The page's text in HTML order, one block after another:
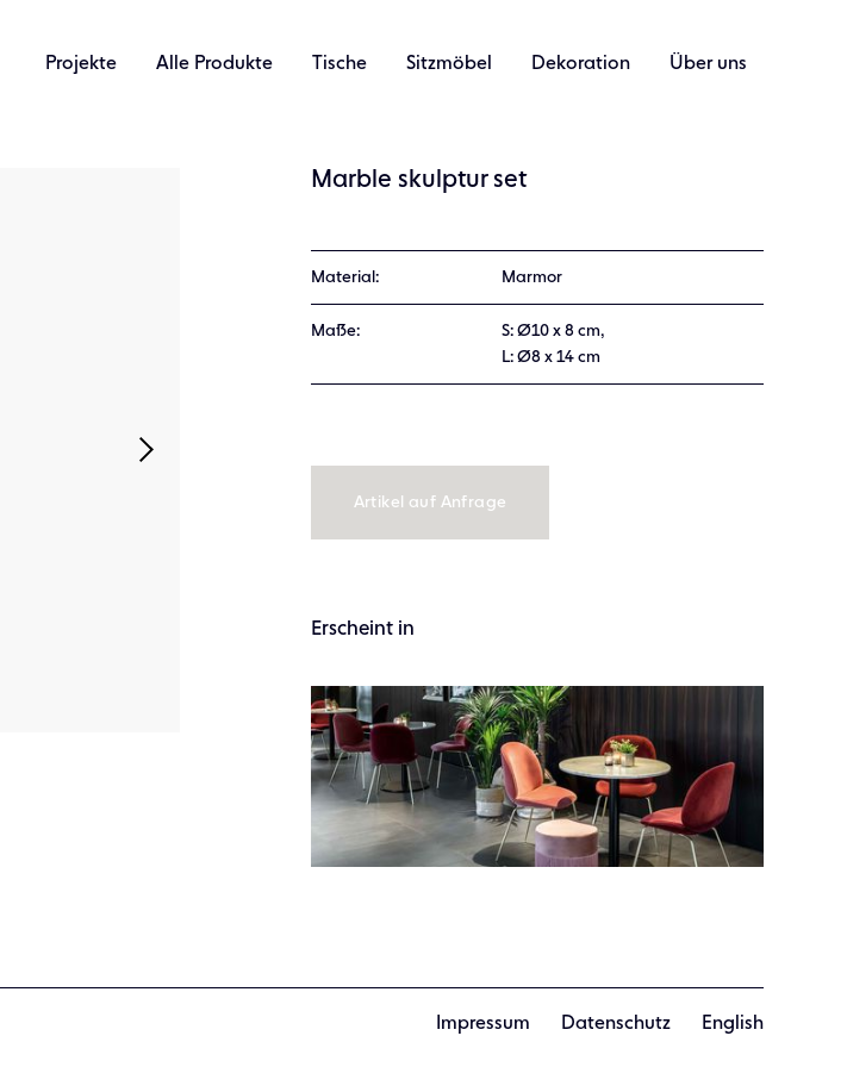
Projekte Alle Produkte Tische Sitzmöbel Dekoration Über uns
Marble skulptur set
Material: Marmor
Maße:
S: Ø10 x 8 cm,
L: Ø8 x 14 cm
Artikel auf Anfrage
Erscheint in
Impressum Datenschutz English